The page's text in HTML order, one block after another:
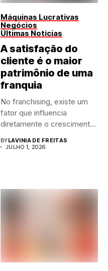
Máquinas Lucrativas
Negócios
Últimas Notícias
A satisfação do
cliente é o maior
patrimônio de uma
franquia
No franchising, existe um
fator que influencia
diretamente o crescimento
BYLAVINIA DE FREITAS
JULHO 1, 2026